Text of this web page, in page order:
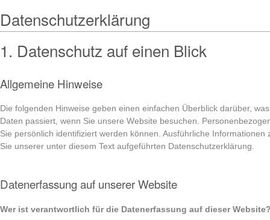
Datenschutzerklärung
1. Datenschutz auf einen Blick
Allgemeine Hinweise
Die folgenden Hinweise geben einen einfachen Überblick darüber,
Daten passiert, wenn Sie unsere Website besuchen.
Sie persönlich identifiziert werden können. Ausführliche
Sie unserer unter diesem Text aufgeführten Datenschutzerklärung.
Datenerfassung auf unserer Website
Wer ist verantwortlich für die Datenerfassung auf dieser